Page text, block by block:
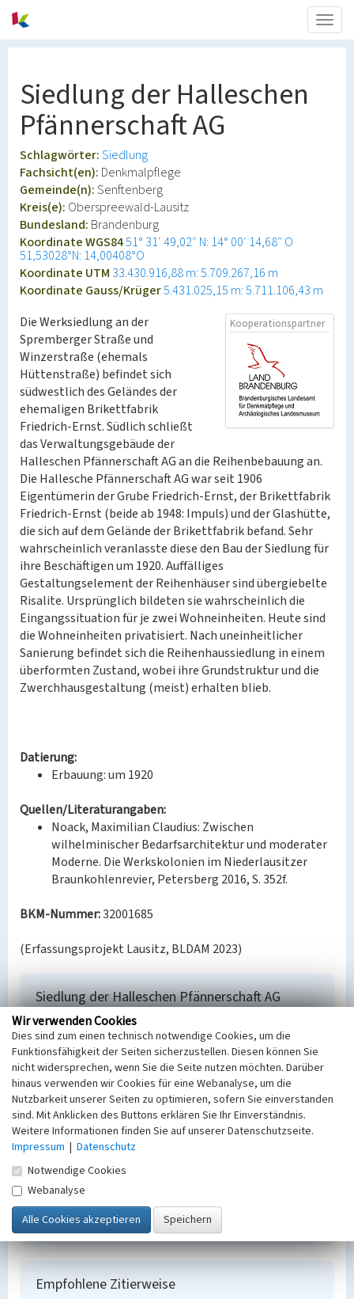
Siedlung der Halleschen
Pfännerschaft AG
Schlagwörter:Siedlung
Fachsicht(en): Denkmalpflege
Gemeinde(n):Senftenberg
Kreis(e): Oberspreewald-Lausitz
Bundesland: Brandenburg
Koordinate WGS8451° 31′ 49,02″ N: 14° 00′ 14,68″ O
51,53028°N: 14,00408°O
Koordinate UTM 33.430.916,88 m: 5.709.267,16 m
Koordinate Gauss/Krüger5.431.025,15 m: 5.711.106,43 m
Kooperationspartner
Die Werksiedlung an der
Spremberger Straße und
Winzerstraße (ehemals
Hüttenstraße) befindet sich
südwestlich des Geländes der
ehemaligen Brikettfabrik
Friedrich-Ernst. Südlich schließt
das Verwaltungsgebäude der
Halleschen Pfännerschaft AG an die Reihenbebauung an.
Die Hallesche Pfännerschaft AG war seit 1906
Eigentümerin der Grube Friedrich-Ernst, der Brikettfabrik
Friedrich-Ernst (beide ab 1948: Impuls) und der Glashütte,
die sich auf dem Gelände der Brikettfabrik befand. Sehr
wahrscheinlich veranlasste diese den Bau der Siedlung für
ihre Beschäftigen um 1920. Auffälliges
Gestaltungselement der Reihenhäuser sind übergiebelte
Risalite. Ursprünglich bildeten sie wahrscheinlich die
Eingangssituation für je zwei Wohneinheiten. Heute sind
die Wohneinheiten privatisiert. Nach uneinheitlicher
Sanierung befindet sich die Reihenhaussiedlung in einem
überformten Zustand, wobei ihre Grundstruktur und die
Zwerchhausgestaltung (meist) erhalten blieb.
Datierung:
Erbauung: um 1920
Quellen/Literaturangaben:
Noack, Maximilian Claudius: Zwischen
wilhelminischer Bedarfsarchitektur und moderater
Moderne. Die Werkskolonien im Niederlausitzer
Braunkohlenrevier, Petersberg 2016, S. 352f.
BKM-Nummer:32001685
(Erfassungsprojekt Lausitz, BLDAM 2023)
Siedlung der Halleschen Pfännerschaft AG
Schlagwörter
Siedlung
Ort
Senftenberg
Alternativer Ortsname
Zly Komorow
Fachsicht(en)
Denkmalpflege
Keine Angabe
Erfassungsmethode
Übernahme aus externer Fachdatenbank
Empfohlene Zitierweise
Wir verwenden Cookies
Dies sind zum einen technisch notwendige Cookies, um die
Funktionsfähigkeit der Seiten sicherzustellen. Diesen können Sie
nicht widersprechen, wenn Sie die Seite nutzen möchten. Darüber
hinaus verwenden wir Cookies für eine Webanalyse, um die
Nutzbarkeit unserer Seiten zu optimieren, sofern Sie einverstanden
sind. Mit Anklicken des Buttons erklären Sie Ihr Einverständnis.
Weitere Informationen finden Sie auf unserer Datenschutzseite.
Impressum | Datenschutz
Notwendige Cookies
Webanalyse